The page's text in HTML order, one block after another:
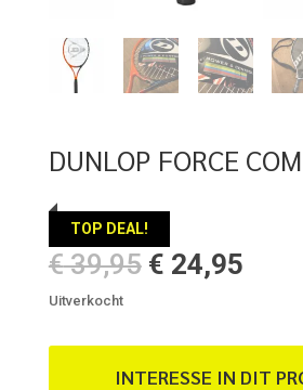
DUNLOP FORCE
TOP DEAL!
€39,95
€ 39,95.
€ 24,95
€
Uitverkocht
INTERESSE IN DIT